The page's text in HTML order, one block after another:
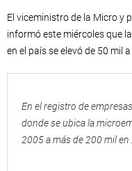
El viceministro de la Micro y
informó este miércoles que
en el país se elevó de 50 mil
En el registro de
donde se ubica la
2005 a más de 200 mil en